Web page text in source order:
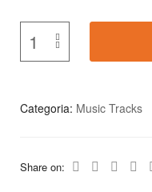
Categoria: Music Tracks
Share on: